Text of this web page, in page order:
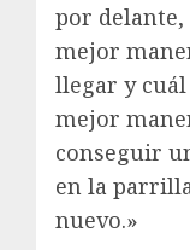
por delante,
mejor
llegar y cuál
mejor
conseguir
en la
nuevo.»